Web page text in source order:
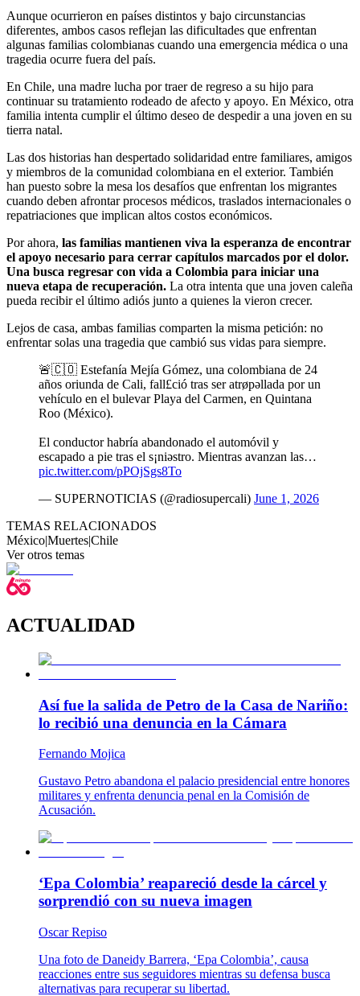
Aunque ocurrieron en países distintos y bajo circunstancias
diferentes, ambos casos reflejan las dificultades que enfrentan
algunas familias colombianas cuando una emergencia médica o una
tragedia ocurre fuera del país.
En Chile, una madre lucha por traer de regreso a su hijo para
continuar su tratamiento rodeado de afecto y apoyo. En México, otra
familia intenta cumplir el último deseo de despedir a una joven en su
tierra natal.
Las dos historias han despertado solidaridad entre familiares, amigos
y miembros de la comunidad colombiana en el exterior. También
han puesto sobre la mesa los desafíos que enfrentan los migrantes
cuando deben afrontar procesos médicos, traslados internacionales o
repatriaciones que implican altos costos económicos.
Por ahora, las familias mantienen viva la esperanza de encontrar
el apoyo necesario para cerrar capítulos marcados por el dolor.
Una busca regresar con vida a Colombia para iniciar una
nueva etapa de recuperación. La otra intenta que una joven caleña
pueda recibir el último adiós junto a quienes la vieron crecer.
Lejos de casa, ambas familias comparten la misma petición: no
enfrentar solas una tragedia que cambió sus vidas para siempre.
🚨🇨🇴 Estefanía Mejía Gómez, una colombiana de 24
años oriunda de Cali, fall£ció tras ser atrøpəllada por un
vehículo en el bulevar Playa del Carmen, en Quintana
Roo (México).
El conductor habría abandonado el automóvil y
escapado a pie tras el s¡niəstro. Mientras avanzan las…
pic.twitter.com/pPOjSgs8To
— SUPERNOTICIAS (@radiosupercali) June 1, 2026
TEMAS RELACIONADOS
México|Muertes|Chile
Ver otros temas
ACTUALIDAD
Así fue la salida de Petro de la Casa de Nariño:
lo recibió una denuncia en la Cámara
Fernando Mojica
Gustavo Petro abandona el palacio presidencial entre honores
militares y enfrenta denuncia penal en la Comisión de
Acusación.
‘Epa Colombia’ reapareció desde la cárcel y
sorprendió con su nueva imagen
Oscar Repiso
Una foto de Daneidy Barrera, ‘Epa Colombia’, causa
reacciones entre sus seguidores mientras su defensa busca
alternativas para recuperar su libertad.